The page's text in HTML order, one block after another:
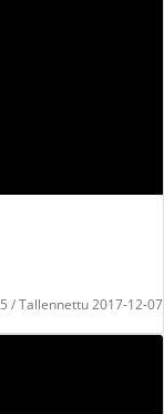
/ Tallennettu 2017-12-07